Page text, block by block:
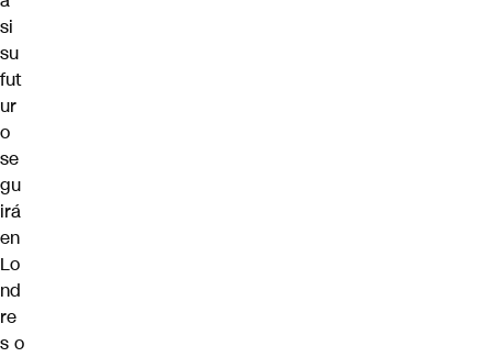
si
su
fut
ur
o
se
gu
irá
en
Lo
nd
re
s o